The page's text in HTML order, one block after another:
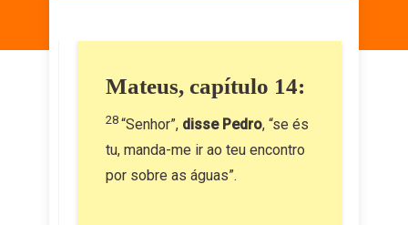
Mateus, capítulo 14:
28 “Senhor”, disse Pedro, “se és
tu, manda-me ir ao teu encontro
por sobre as águas”.